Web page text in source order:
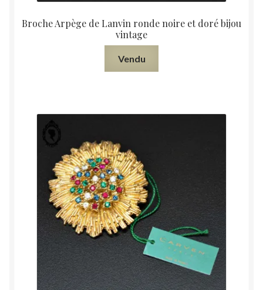
Broche Arpège de Lanvin ronde noire et doré bijou
vintage
Vendu